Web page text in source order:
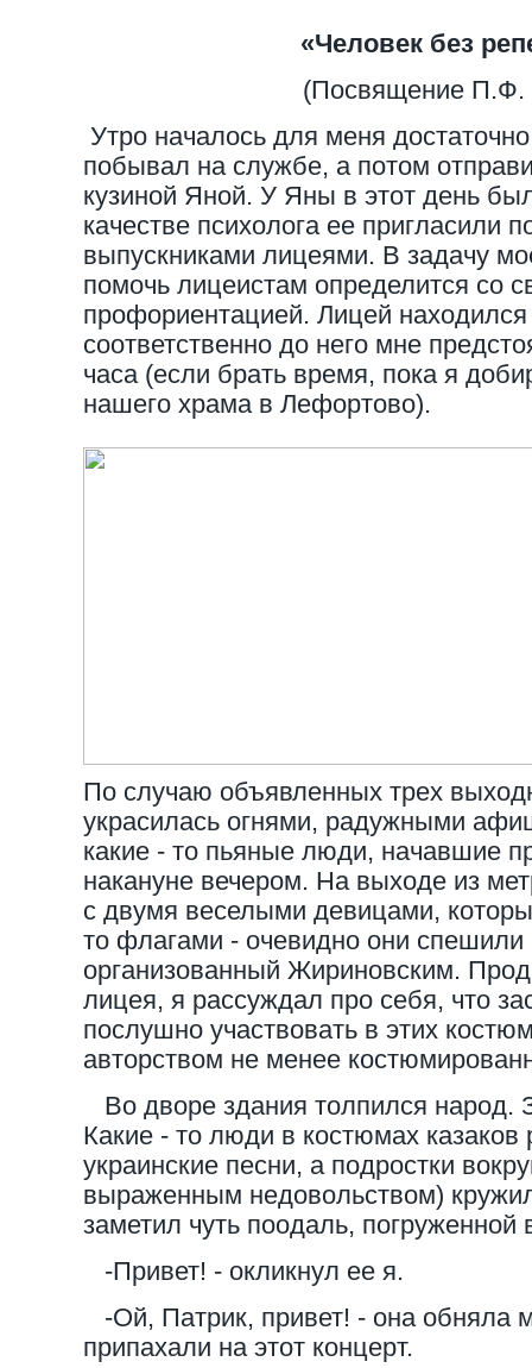
«Человек без
(Посвящение П.Ф.
Утро началось для меня
побывал на службе, а потом
кузиной Яной. У Яны в этот день
качестве психолога ее пригласили
выпускниками лицеями. В задачу
помочь лицеистам определится со
профориентацией. Лицей
соответственно до него мне
часа (если брать время, пока я
нашего храма в Лефортово).
По случаю объявленных трех
украсилась огнями, радужными
какие - то пьяные люди, начавшие
накануне вечером. На выходе из
с двумя веселыми девицами,
то флагами - очевидно они спешили
организованный Жириновским.
лицея, я рассуждал про себя, что
послушно участвовать в этих
авторством не менее
Во дворе здания толпился народ.
Какие - то люди в костюмах
украинские песни, а подростки
выраженным недовольством)
заметил чуть поодаль,
-Привет! - окликнул ее я.
-Ой, Патрик, привет! - она обняла
припахали на этот концерт.